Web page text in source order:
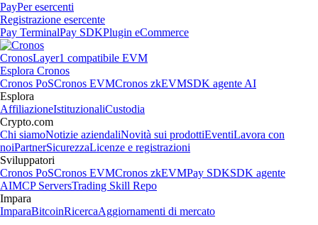
PayPer esercenti
Registrazione esercente
Pay TerminalPay SDKPlugin eCommerce
CronosLayer1 compatibile EVM
Esplora Cronos
Cronos PoSCronos EVMCronos zkEVMSDK agente AI
Esplora
AffiliazioneIstituzionaliCustodia
Crypto.com
Chi siamoNotizie aziendaliNovità sui prodottiEventiLavora con
noiPartnerSicurezzaLicenze e registrazioni
Sviluppatori
Cronos PoSCronos EVMCronos zkEVMPay SDKSDK agente
AIMCP ServersTrading Skill Repo
Impara
ImparaBitcoinRicercaAggiornamenti di mercato